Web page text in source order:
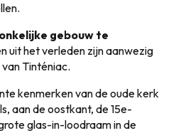
gebouw te
uit het verleden zijn aanwezig
Tinténiac.
kenmerken van de oude kerk
aan de oostkant, de 15e-
glas-in-loodraam in de